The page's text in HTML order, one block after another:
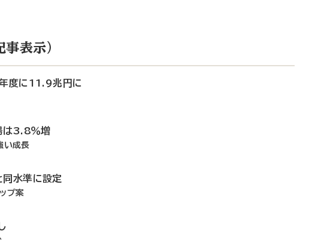
表示）
度に11.9兆円に
は3.8％増
い成長
同水準に設定
プ案